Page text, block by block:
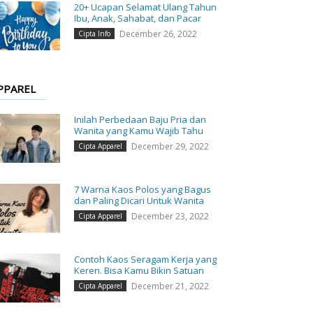
20+ Ucapan Selamat Ulang Tahun
Ibu, Anak, Sahabat, dan Pacar
Cipta Info December 26, 2022
Inilah Perbedaan Baju Pria dan
Wanita yang Kamu Wajib Tahu
Cipta Apparel December 29, 2022
7 Warna Kaos Polos yang Bagus
dan Paling Dicari Untuk Wanita
Cipta Apparel December 23, 2022
Contoh Kaos Seragam Kerja yang
Keren. Bisa Kamu Bikin Satuan
Cipta Apparel December 21, 2022